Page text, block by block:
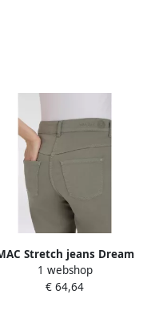
Stretch jeans Dream
met stretch voor een
perfecte pasvorm
1 webshop
€ 64,64